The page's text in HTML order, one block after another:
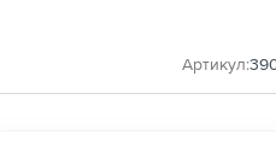
Артикул: